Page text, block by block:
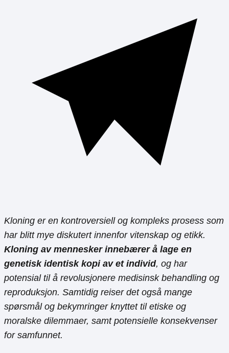
Kloning er en kontroversiell og kompleks prosess som
har blitt mye diskutert innenfor vitenskap og etikk.
Kloning av mennesker innebærer å lage en
genetisk identisk kopi av et individ, og har
potensial til å revolusjonere medisinsk behandling og
reproduksjon. Samtidig reiser det også mange
spørsmål og bekymringer knyttet til etiske og
moralske dilemmaer, samt potensielle konsekvenser
for samfunnet.